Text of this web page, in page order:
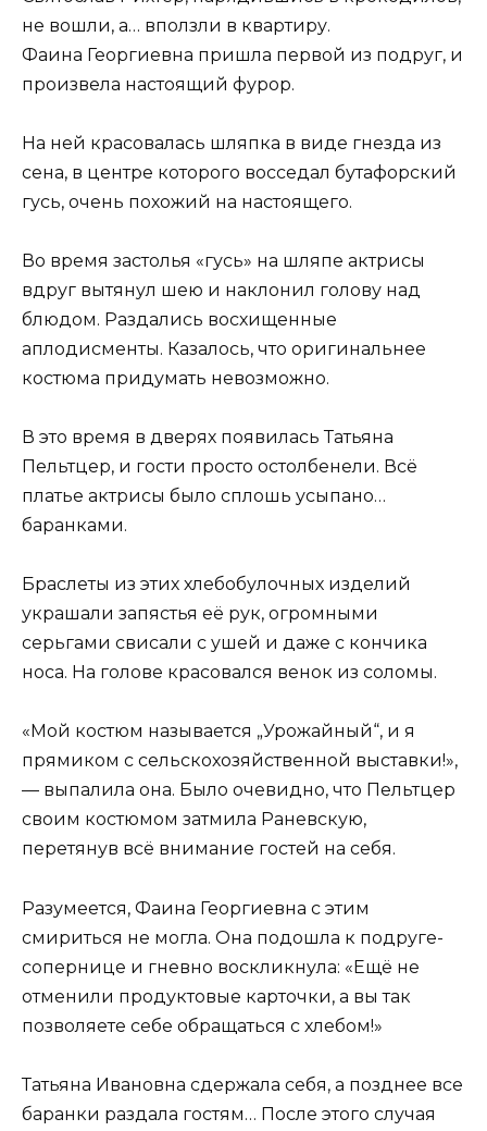
не вошли, а… вползли в квартиру.
Фаина Георгиевна пришла первой из подруг, и
произвела настоящий фурор.
На ней красовалась шляпка в виде гнезда из
сена, в центре которого восседал бутафорский
гусь, очень похожий на настоящего.
Во время застолья «гусь» на шляпе актрисы
вдруг вытянул шею и наклонил голову над
блюдом. Раздались восхищенные
аплодисменты. Казалось, что оригинальнее
костюма придумать невозможно.
В это время в дверях появилась Татьяна
Пельтцер, и гости просто остолбенели. Всё
платье актрисы было сплошь усыпано…
баранками.
Браслеты из этих хлебобулочных изделий
украшали запястья её рук, огромными
серьгами свисали с ушей и даже с кончика
носа. На голове красовался венок из соломы.
«Мой костюм называется „Урожайный“, и я
прямиком с сельскохозяйственной выставки!»,
— выпалила она. Было очевидно, что Пельтцер
своим костюмом затмила Раневскую,
перетянув всё внимание гостей на себя.
Разумеется, Фаина Георгиевна с этим
смириться не могла. Она подошла к подруге-
сопернице и гневно воскликнула: «Ещё не
отменили продуктовые карточки, а вы так
позволяете себе обращаться с хлебом!»
Татьяна Ивановна сдержала себя, а позднее все
баранки раздала гостям… После этого случая